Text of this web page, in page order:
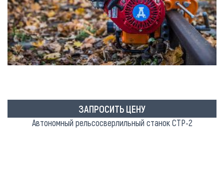
ЗАПРОСИТЬ ЦЕНУ
Автономный рельсосверлильный станок СТР-2